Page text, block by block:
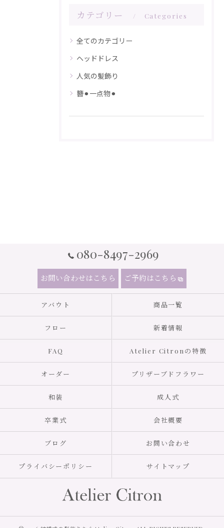
カテゴリー Categories
全てのカテゴリー
ヘッドドレス
人気の髪飾り
簪⚫︎一点物⚫︎
080-8497-2969
お問い合わせはこちら ご予約はこちら
アバウト 商品一覧
フロー 新着情報
FAQ Atelier Citronの特徴
オーダー プリザーブドフラワー
和装 成人式
卒業式 会社概要
ブログ お問い合わせ
プライバシーポリシー サイトマップ